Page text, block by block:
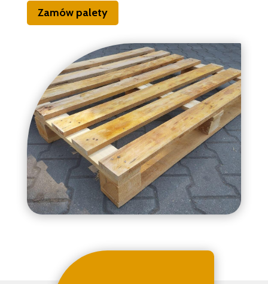
Zamów palety